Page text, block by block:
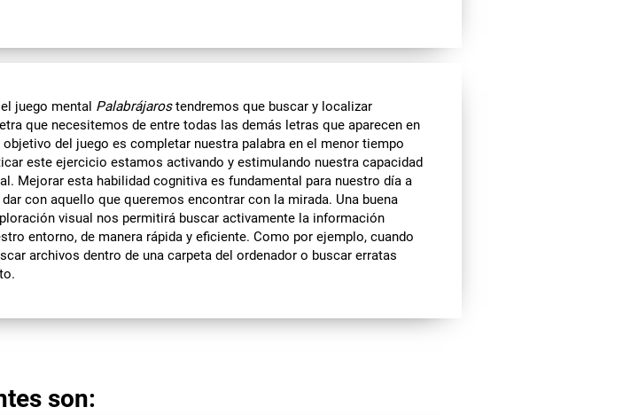
juego mental Palabrájarostendremos que buscar y localizar
que necesitemos de entre todas las demás letras que aparecen en
objetivo del juego es completar nuestra palabra en el menor tiempo
este ejercicio estamos activando y estimulando nuestra capacidad
Mejorar esta habilidad cognitiva es fundamental para nuestro día a
con aquello que queremos encontrar con la mirada. Una buena
visual nos permitirá buscar activamente la información
entorno, de manera rápida y eficiente. Como por ejemplo, cuando
archivos dentro de una carpeta del ordenador o buscar erratas
son: